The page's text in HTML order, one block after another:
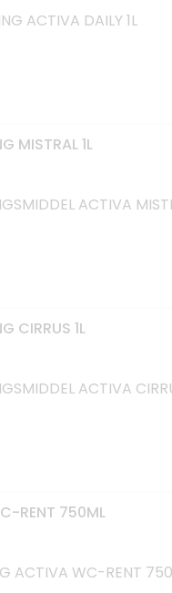
ACTIVA DAILY 1L
MISTRAL 1L
ACTIVA
CIRRUS 1L
ACTIVA
RENT 750ML
ACTIVA WC-RENT